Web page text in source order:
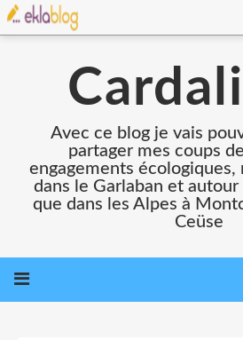
Avec ce blog je vais
partager mes coups
engagements écologiques,
dans le Garlaban et autour
que dans les Alpes à
Ceüse